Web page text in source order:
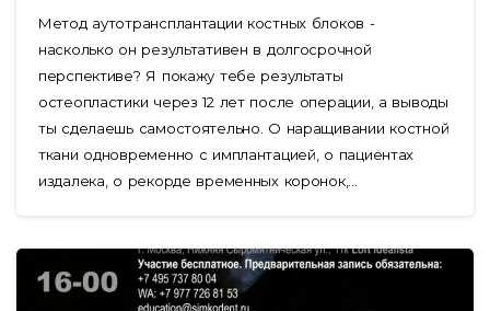
Метод аутотрансплантации костных блоков -
насколько он результативен в долгосрочной
перспективе? Я покажу тебе результаты
остеопластики через 12 лет после операции, а выводы
ты сделаешь самостоятельно. О наращивании костной
ткани одновременно с имплантацией, о пациентах
издалека, о рекорде временных коронок,...